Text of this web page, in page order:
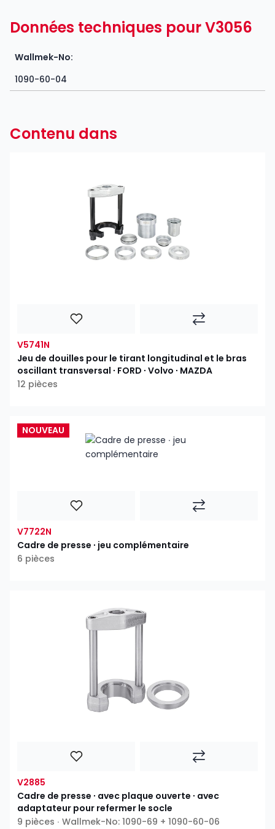
Données techniques pour V3056
Wallmek-No:
1090-60-04
Contenu dans
V5741N
Jeu de douilles pour le tirant longitudinal et le bras
oscillant transversal ∙ FORD ∙ Volvo ∙ MAZDA
12 pièces
NOUVEAU
V7722N
Cadre de presse ∙ jeu complémentaire
6 pièces
V2885
Cadre de presse ∙ avec plaque ouverte ∙ avec
adaptateur pour refermer le socle
9 pièces ∙ Wallmek-No: 1090-69 + 1090-60-06